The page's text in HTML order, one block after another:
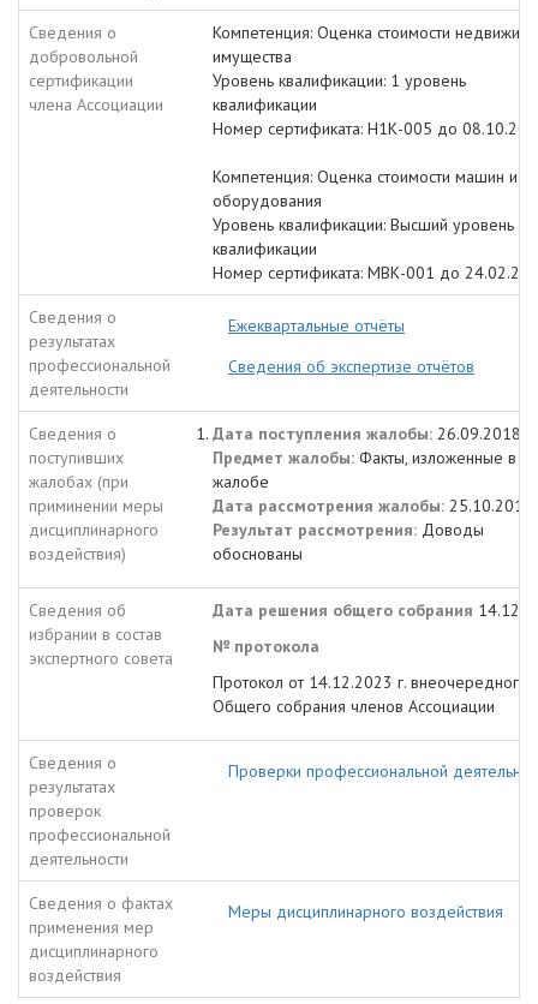
Сведения о
добровольной
сертификации
члена Ассоциации
Компетенция: Оценка стоимости
имущества
Уровень квалификации: 1 уровень
квалификации
Номер сертификата: Н1К-005 до
Компетенция: Оценка стоимости машин и
оборудования
Уровень квалификации: Высший уровень
квалификации
Номер сертификата: МВК-001 до
Сведения о
результатах
профессиональной
деятельности
Ежеквартальные отчёты
Сведения об экспертизе отчётов
Сведения о
поступивших
жалобах (при
приминении меры
дисциплинарного
воздействия)
Дата поступления жалобы: 26.09.2018
Предмет жалобы: Факты, изложенные в
жалобе
Дата рассмотрения жалобы: 25.10.2018
Результат рассмотрения: Доводы
обоснованы
Сведения об
избрании в состав
экспертного совета
Дата решения общего собрания
№ протокола
Протокол от 14.12.2023 г. внеочередного
Общего собрания членов Ассоциации
Сведения о
результатах
проверок
профессиональной
деятельности
Проверки профессиональной
Сведения о фактах
применения мер
дисциплинарного
воздействия
Меры дисциплинарного воздействия